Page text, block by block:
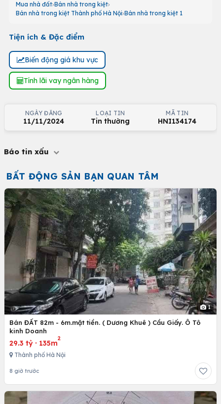
Mua nhà đất Bán nhà trong kiệt
Bán nhà trong kiệt Thành phố Hà Nội Bán nhà trong kiệt 1
Tiện ích & Đặc điểm
Biến động giá khu vực
Tính lãi vay ngân hàng
NGÀY ĐĂNG
11/11/2024
LOẠI TIN
Tin thường
MÃ TIN
HNI134174
Báo tin xấu
BẤT ĐỘNG SẢN BẠN QUAN TÂM
1
Bán ĐẤT 82m - 6m.mặt tiền. ( Dương Khuê ) Cầu Giấy. Ô Tô
kinh Doanh
29.3 tỷ · 135m
2
Thành phố Hà Nội
8 giờ trước